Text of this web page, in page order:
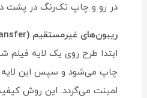
در رو و چاپ تک‌رنگ در پشت
ریبون‌های غیرمستقیم (Retransfer):
چاپ می‌شود و سپس این لایه به
لمینت می‌گردد. این روش کیفیت